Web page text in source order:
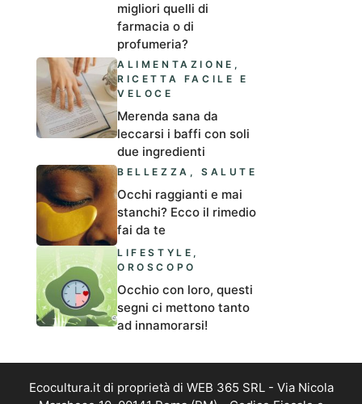
migliori quelli di
farmacia o di
profumeria?
ALIMENTAZIONE ,
RICETTA FACILE E
VELOCE
Merenda sana da
leccarsi i baffi con soli
due ingredienti
BELLEZZA ,SALUTE
Occhi raggianti e mai
stanchi? Ecco il rimedio
fai da te
LIFESTYLE ,
OROSCOPO
Occhio con loro, questi
segni ci mettono tanto
ad innamorarsi!
Ecocultura.it di proprietà di WEB 365 SRL - Via Nicola